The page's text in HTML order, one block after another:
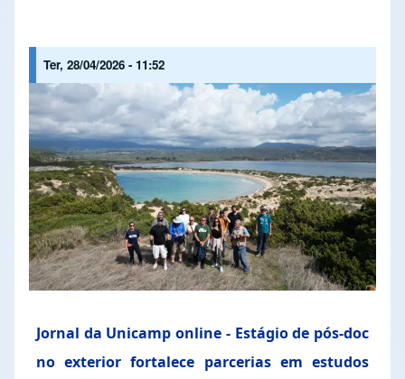
Ter, 28/04/2026 - 11:52
Jornal da Unicamp online - Estágio de pós-doc
no exterior fortalece parcerias em estudos